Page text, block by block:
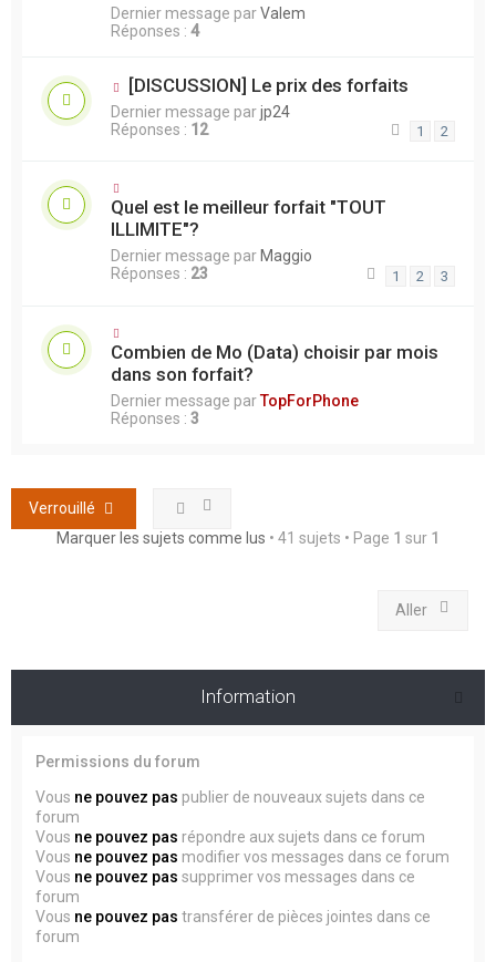
Dernier message parValem
Réponses : 4
[DISCUSSION] Le prix des forfaits
Dernier message parjp24
Réponses : 12 1 2
Quel est le meilleur forfait "TOUT
ILLIMITE"?
Dernier message par Maggio
Réponses : 23 1 2 3
Combien de Mo (Data) choisir par mois
dans son forfait?
Dernier message parTopForPhone
Réponses : 3
Verrouillé
Marquer les sujets comme lus • 41 sujets • Page 1 sur 1
Aller
Information
Permissions du forum
Vous ne pouvez pas publier de nouveaux sujets dans ce
forum
Vous ne pouvez pas répondre aux sujets dans ce forum
Vous ne pouvez pas modifier vos messages dans ce forum
Vous ne pouvez pas supprimer vos messages dans ce
forum
Vous ne pouvez pas transférer de pièces jointes dans ce
forum